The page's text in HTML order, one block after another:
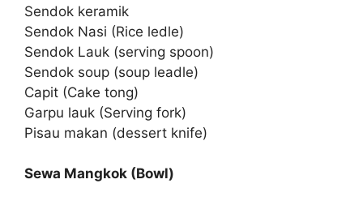
Sendok keramik
Sendok Nasi (Rice ledle)
Sendok Lauk (serving spoon)
Sendok soup (soup leadle)
Capit (Cake tong)
Garpu lauk (Serving fork)
Pisau makan (dessert knife)
Sewa Mangkok (Bowl)